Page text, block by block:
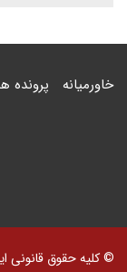
خاورمیانه پرونده
© کلیه حقوق قانونی